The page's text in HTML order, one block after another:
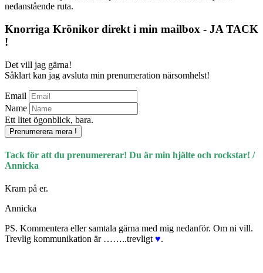
nedanstående ruta.
Knorriga Krönikor direkt i min mailbox - JA TACK
!
Det vill jag gärna!
Såklart kan jag avsluta min prenumeration närsomhelst!
Email
Name
Ett litet ögonblick, bara.
Prenumerera mera !
Tack för att du prenumererar! Du är min hjälte och rockstar! /
Annicka
Kram på er.
Annicka
PS. Kommentera eller samtala gärna med mig nedanför. Om ni vill.
Trevlig kommunikation är ……..trevligt♥.